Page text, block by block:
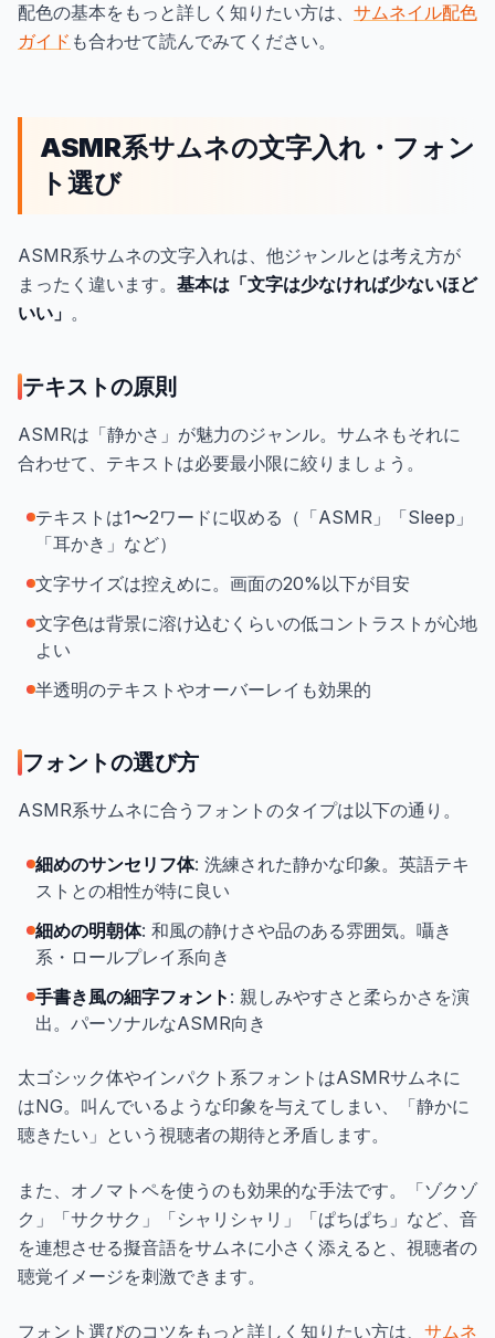
配色の基本をもっと詳しく知りたい方は、 サムネイル配色
ガイド も合わせて読んでみてください。
ASMR系サムネの文字入れ・フォン
ト選び
ASMR系サムネの文字入れは、他ジャンルとは考え方が
まったく違います。 基本は「文字は少なければ少ないほど
いい」 。
テキストの原則
ASMRは「静かさ」が魅力のジャンル。サムネもそれに
合わせて、テキストは必要最小限に絞りましょう。
テキストは1〜2ワードに収める（「ASMR」「Sleep」
「耳かき」など）
文字サイズは控えめに。画面の20%以下が目安
文字色は背景に溶け込むくらいの低コントラストが心地
よい
半透明のテキストやオーバーレイも効果的
フォントの選び方
ASMR系サムネに合うフォントのタイプは以下の通り。
細めのサンセリフ体: 洗練された静かな印象。英語テキ
ストとの相性が特に良い
細めの明朝体: 和風の静けさや品のある雰囲気。囁き
系・ロールプレイ系向き
手書き風の細字フォント : 親しみやすさと柔らかさを演
出。パーソナルなASMR向き
太ゴシック体やインパクト系フォントはASMRサムネに
はNG。叫んでいるような印象を与えてしまい、「静かに
聴きたい」という視聴者の期待と矛盾します。
また、オノマトペを使うのも効果的な手法です。「ゾクゾ
ク」「サクサク」「シャリシャリ」「ぱちぱち」など、音
を連想させる擬音語をサムネに小さく添えると、視聴者の
聴覚イメージを刺激できます。
フォント選びのコツをもっと詳しく知りたい方は、 サムネ